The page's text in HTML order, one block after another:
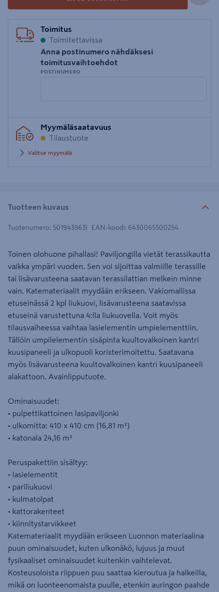
Toimitus
Toimitettavissa
Anna postinumero nähdäksesi
toimitusvaihtoehdot
POSTINUMERO
postinumero
Myymäläsaatavuus
Tilaustuote
Valitse myymälä
Tuotteen kuvaus
Tuotenumero: 501943963 EAN-koodi: 6430065500254
Toinen olohuone pihallasi! Paviljongilla vietät terassikautta
vaikka ympäri vuoden. Sen voi sijoittaa valmiille terassille
tai lisävarusteena saatavan terassilattian melkein minne
vain. Katemateriaalit myydään erikseen. Vakiomallissa
etuseinässä 2 kpl liukuovi, lisävarusteena saatavissa
etuseinä varustettuna 4:lla liukuovella. Voit myös
tilausvaiheessa vaihtaa lasielementin umpielementtiin.
Tällöin umpilelementin sisäpinta kuultovalkoinen kantri
kuusipaneeli ja ulkopuoli koristerimoitettu. Saatavana
myös lisävarusteena kuultovalkoinen kantri kuusipaneeli
alakattoon. Avainlipputuote.
Ominaisuudet:
• pulpettikattoinen lasipaviljonki
• ulkomitta: 410 x 410 cm (16,81 m²)
• katonala 24,16 m²
Peruspakettiin sisältyy:
• lasielementit
• pariliukuovi
• kulmatolpat
• kattorakenteet
• kiinnitystarvikkeet
Katemateriaalit myydään erikseen Luonnon materiaalina
puun ominaisuudet, kuten ulkonäkö, lujuus ja muut
fysikaaliset ominaisuudet kuitenkin vaihtelevat.
Kosteusoloista riippuen puu saattaa kieroutua ja halkeilla,
mikä on luonteenomaista puulle, etenkin auringon paahde